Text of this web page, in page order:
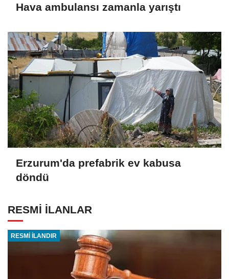
Hava ambulansı zamanla yarıştı
Erzurum'da prefabrik ev kabusa
döndü
RESMİ İLANLAR
RESMİ İLANDIR